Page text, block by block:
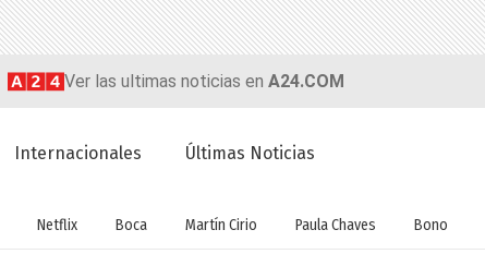
Ver las ultimas noticias en A24.COM
Internacionales Últimas Noticias
Netflix Boca Martín Cirio Paula Chaves Bono